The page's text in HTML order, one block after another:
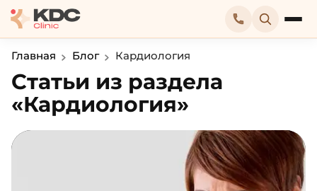
Главная Блог Кардиология
Статьи из раздела
«Кардиология»